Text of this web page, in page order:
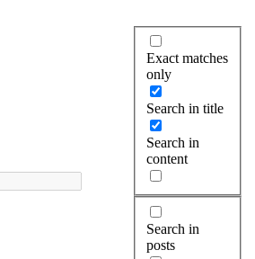
Exact matches
only
Search in title
Search in
content
Search in
posts